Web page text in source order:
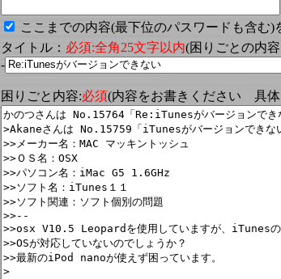
ここまでの内容(最下位のパスワードも含む)
タイトル： 必須:全角25文字以内(困りごとの内
-
困りごと内容:必須(内容をお書きください 具